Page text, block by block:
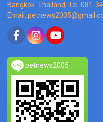
Bangkok Thailand, Tel. 081-
Email:
petnews2005